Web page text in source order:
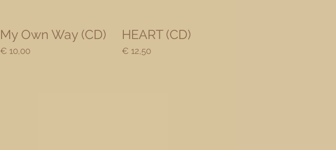
Snel overzicht
My Own Way (CD)
Prijs
€ 10,00
Snel overzicht
HEART (CD)
Prijs
€ 12,50